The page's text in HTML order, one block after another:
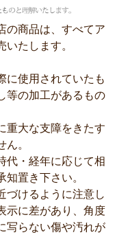
の商品は、すべてア
たします。
に使用されていたも
等の加工があるもの
重大な支障をきたす
。
代・経年に応じて相
置き下さい。
づけるように注意し
示に差があり、角度
写らない傷や汚れが